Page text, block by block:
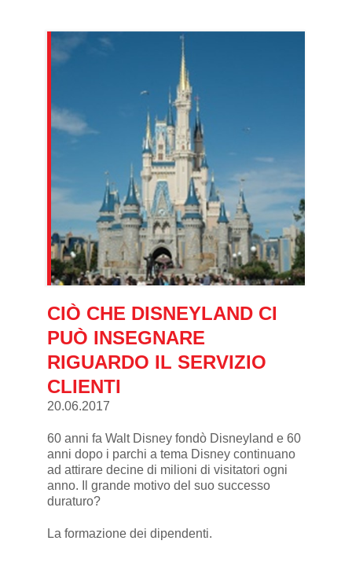
CIÒ CHE DISNEYLAND CI
PUÒ INSEGNARE
RIGUARDO IL SERVIZIO
CLIENTI
20.06.2017
60 anni fa Walt Disney fondò Disneyland e 60
anni dopo i parchi a tema Disney continuano
ad attirare decine di milioni di visitatori ogni
anno. Il grande motivo del suo successo
duraturo?
La formazione dei dipendenti.